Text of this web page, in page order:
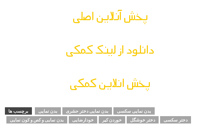
پخش آنلاین اصلی
دانلود از لینک کمکی
پخش انلاین کمکی
برچسب ها بدن نمایی بدن نمایی دختر حشری
بدن نمایی سکسی
بدن نمایی و کص و کون نمایی
خودارضایی خوردن کیر دختر خوشگل
دختر سکسی